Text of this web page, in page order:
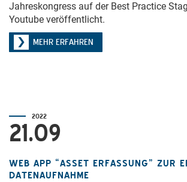
Jahreskongress auf der Best Practice
Youtube veröffentlicht.
MEHR ERFAHREN
2022
21.09
WEB APP “ASSET ERFASSUNG” ZUR
DATENAUFNAHME